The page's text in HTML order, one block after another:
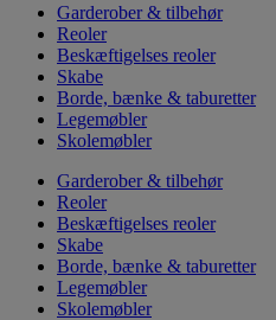
Garderober & tilbehør
Reoler
Beskæftigelses reoler
Skabe
Borde, bænke & taburetter
Legemøbler
Skolemøbler
Garderober & tilbehør
Reoler
Beskæftigelses reoler
Skabe
Borde, bænke & taburetter
Legemøbler
Skolemøbler